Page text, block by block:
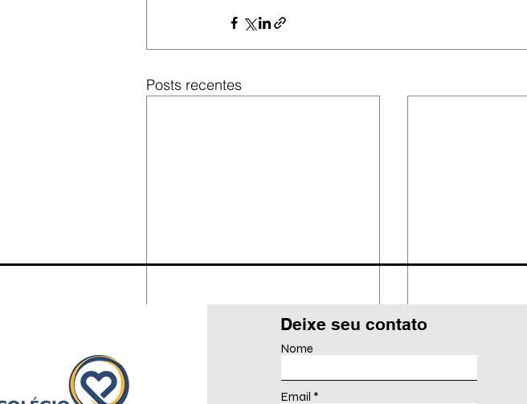
Posts recentes
Deixe seu contato
Nome
Email